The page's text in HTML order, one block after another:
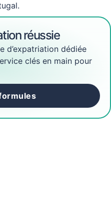
réussie
d’expatriation dédiée
clés en main pour